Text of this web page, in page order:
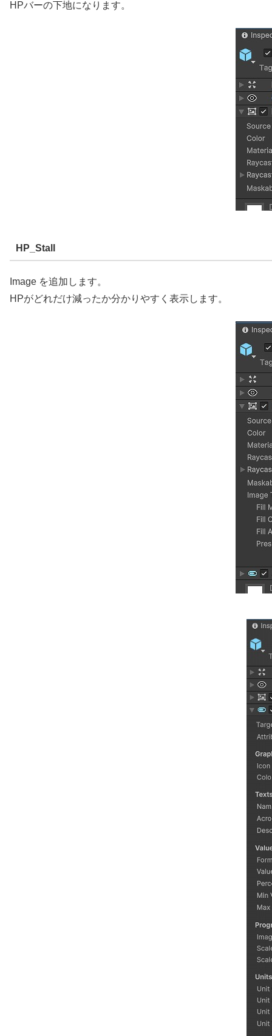
HPバーの下地になります。
HP_Stall
Image を追加します。
HPがどれだけ減ったか分かりやすく表示します。